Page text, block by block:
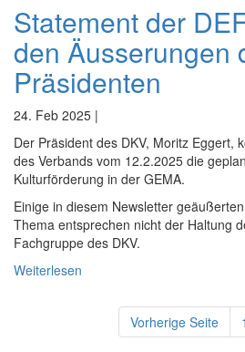
Statement der
den Äusserungen
Präsidenten
24. Feb 2025 |
Der Präsident des DKV, Moritz Eggert,
des Verbands vom 12.2.2025 die
Kulturförderung in der GEMA.
Einige in diesem Newsletter
Thema entsprechen nicht der Haltung
Fachgruppe des DKV.
Weiterlesen
Vorherige Seite 1